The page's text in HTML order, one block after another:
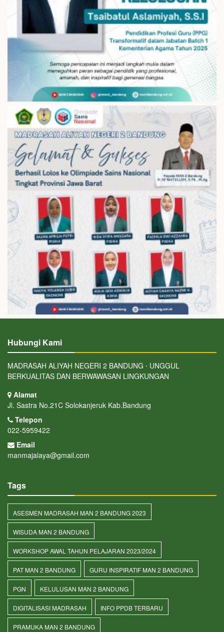
Hubungi Kami
MADRASAH ALIYAH NEGERI 2 BANDUNG ⋅ UNGGUL
BERKUALITAS DAN BERWAWASAN LINGKUNGAN
Alamat
Jl. Sastra No.21C Solokanjeruk Kab.Bandung
Telepon
022-5959422
Email
manmajalaya@gmail.com
Tags
ASESMEN MADRASAH MAN 2 BANDUNG 2023
WISUDA MAN 2 BANDUNG
WORKSHOP AWAL TAHUN PELAJARAN 2023/2024
PAT MAN 2 BANDUNG GURU INSPIRATIF MAN 2 BANDUNG
PGN KELULUSAN MAN 2 BANDUNG
DIGITALISASI MADRASAH INFO PPDB TERBARU
PRAMUKA MAN 2 BANDUNG